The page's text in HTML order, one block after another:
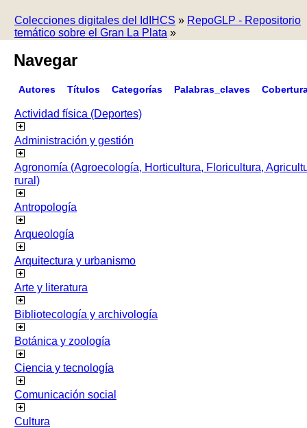
Colecciones digitales del IdIHCS » RepoGLP - Repositorio
temático sobre el Gran La Plata »
Navegar
Autores Títulos Categorías Palabras_claves
Actividad física (Deportes)
Administración y gestión
Agronomía (Agroecología, Horticultura, Floricultura,
rural)
Antropología
Arqueología
Arquitectura y urbanismo
Arte y literatura
Bibliotecología y archivología
Botánica y zoología
Ciencia y tecnología
Comunicación social
Cultura